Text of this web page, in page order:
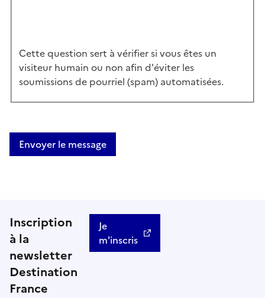
Cette question sert à vérifier si vous êtes un
visiteur humain ou non afin d'éviter les
soumissions de pourriel (spam) automatisées.
Envoyer le message
Inscription
à la
newsletter
Destination
France
Je
m'inscris